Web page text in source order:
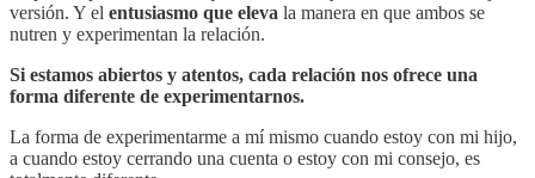
versión. Y el entusiasmo que eleva la manera en que ambos se
nutren y experimentan la relación.
Si estamos abiertos y atentos, cada relación nos ofrece una
forma diferente de experimentarnos.
La forma de experimentarme a mí mismo cuando estoy con mi hijo,
a cuando estoy cerrando una cuenta o estoy con mi consejo, es